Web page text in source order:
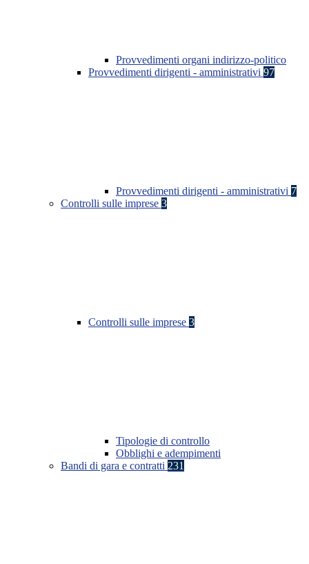
Provvedimenti organi indirizzo-politico
Provvedimenti dirigenti - amministrativi 97
Provvedimenti dirigenti - amministrativi 7
Controlli sulle imprese 3
Controlli sulle imprese 3
Tipologie di controllo
Obblighi e adempimenti
Bandi di gara e contratti 231